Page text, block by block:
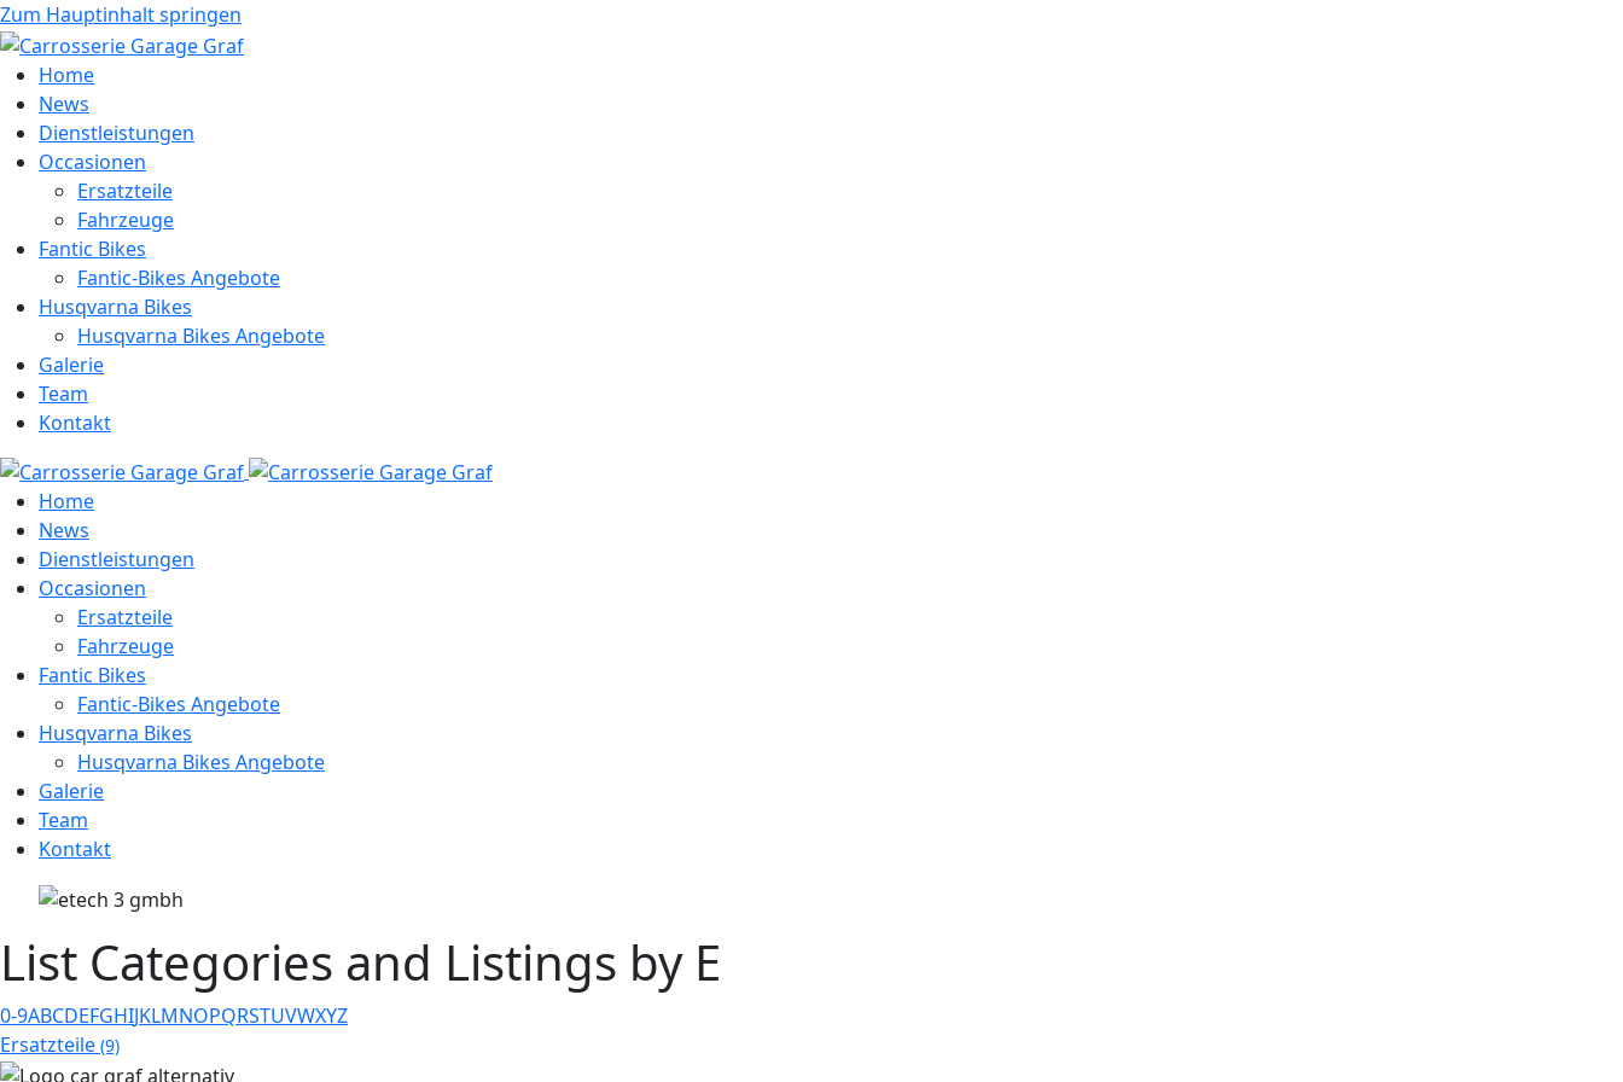
Zum Hauptinhalt springen
Home
News
Dienstleistungen
Occasionen
Ersatzteile
Fahrzeuge
Fantic Bikes
Fantic-Bikes Angebote
Husqvarna Bikes
Husqvarna Bikes Angebote
Galerie
Team
Kontakt
Home
News
Dienstleistungen
Occasionen
Ersatzteile
Fahrzeuge
Fantic Bikes
Fantic-Bikes Angebote
Husqvarna Bikes
Husqvarna Bikes Angebote
Galerie
Team
Kontakt
List Categories and Listings by E
0-9ABCDEFGHIJKLMNOPQRSTUVWXYZ
Ersatzteile (9)